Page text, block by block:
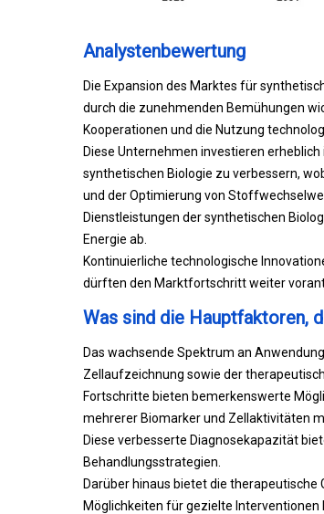
Analystenbewertung
Die Expansion des Marktes für
durch die zunehmenden Bemühungen
Kooperationen und die Nutzung
Diese Unternehmen investieren
synthetischen Biologie zu verbessern,
und der Optimierung von
Dienstleistungen der synthetischen
Energie ab.
Kontinuierliche technologische
dürften den Marktfortschritt weiter
Was sind die Hauptfaktoren,
Das wachsende Spektrum an
Zellaufzeichnung sowie der
Fortschritte bieten bemerkenswerte
mehrerer Biomarker und Zellaktivitäten
Diese verbesserte Diagnosekapazität
Behandlungsstrategien.
Darüber hinaus bietet die
Möglichkeiten für gezielte Interventionen